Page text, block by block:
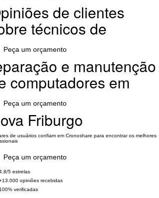
Peça um orçamento
Peça um orçamento
Peça um orçamento
de clientes
técnicos de
e manutenção
computadores em
Friburgo
de usuários confiam em Cronoshare para encontrar os melhores
5 estrelas
opiniões recebidas
100% verificadas